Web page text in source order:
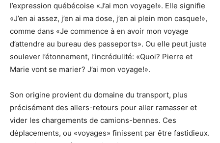
l’expression québécoise «J’ai mon voyage!». Elle signifie
«J’en ai assez, j’en ai ma dose, j’en ai plein mon casque!»,
comme dans «Je commence à en avoir mon voyage
d’attendre au bureau des passeports». Ou elle peut juste
soulever l’étonnement, l’incrédulité: «Quoi? Pierre et
Marie vont se marier? J’ai mon voyage!».
Son origine provient du domaine du transport, plus
précisément des allers-retours pour aller ramasser et
vider les chargements de camions-bennes. Ces
déplacements, ou «voyages» finissent par être fastidieux.